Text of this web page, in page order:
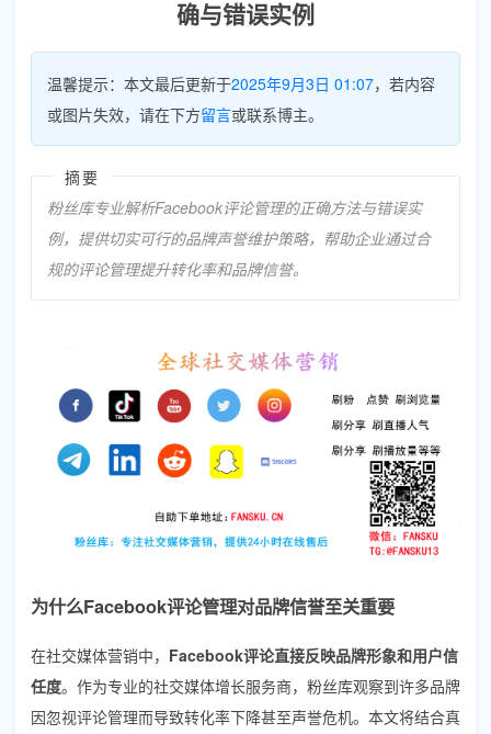
确与错误实例
温馨提示：本文最后更新于2025年9月3日 01:07，若内容
或图片失效，请在下方留言或联系博主。
摘要
粉丝库专业解析Facebook评论管理的正确方法与错误实
例，提供切实可行的品牌声誉维护策略，帮助企业通过合
规的评论管理提升转化率和品牌信誉。
为什么Facebook评论管理对品牌信誉至关重要
在社交媒体营销中， Facebook评论直接反映品牌形象和用户信
任度。作为专业的社交媒体增长服务商，粉丝库观察到许多品牌
因忽视评论管理而导致转化率下降甚至声誉危机。本文将结合真